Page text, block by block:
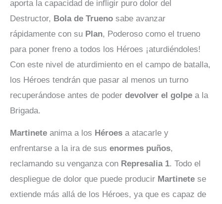
aporta la capacidad de infligir puro dolor del
Destructor, Bola de Trueno sabe avanzar
rápidamente con su Plan, Poderoso como el trueno
para poner freno a todos los Héroes ¡aturdiéndoles!
Con este nivel de aturdimiento en el campo de batalla,
los Héroes tendrán que pasar al menos un turno
recuperándose antes de poder devolver el golpe a la
Brigada.
Martinete anima a los Héroes a atacarle y
enfrentarse a la ira de sus enormes puños,
reclamando su venganza con Represalia 1. Todo el
despliegue de dolor que puede producir Martinete se
extiende más allá de los Héroes, ya que es capaz de